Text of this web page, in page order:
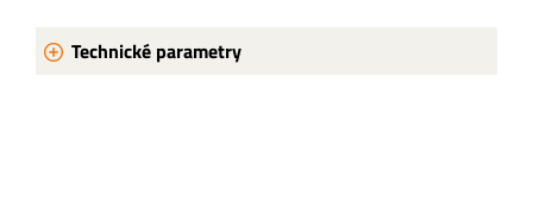
Technické parametry